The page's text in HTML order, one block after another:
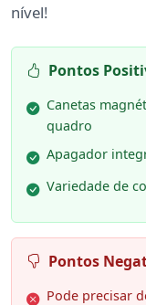
nível!
Pontos
Canetas
quadro
Apagador
Variedade de
Pontos
Pode precisar